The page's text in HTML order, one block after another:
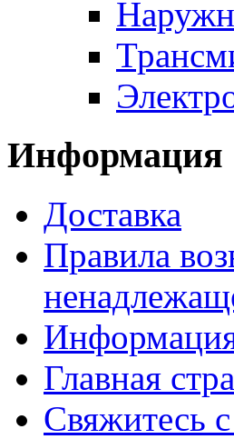
Информация
Доставка
Правила
Главная
Свяжитесь